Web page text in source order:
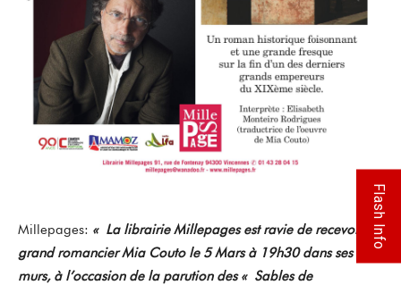
Millepages: « La librairie Millepages est ravie de recevoir le
grand romancierMia Coutole 5 Mars à 19h30 dans ses
murs, à l’occasion de la parution des « Sables de
Flash Info